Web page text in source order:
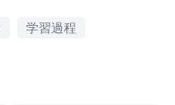
学習過程